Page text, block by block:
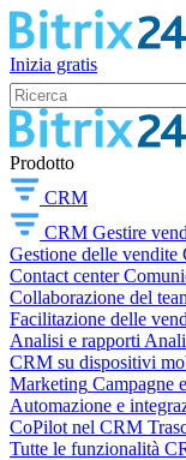
Inizia gratis
Prodotto
CRM
CRM Gestire
Gestione delle vendite
Contact center
Collaborazione del
Facilitazione delle
Analisi e rapporti
CRM su dispositivi
Marketing Campagne
Automazione e
CoPilot nel CRM
Tutte le funzionalità